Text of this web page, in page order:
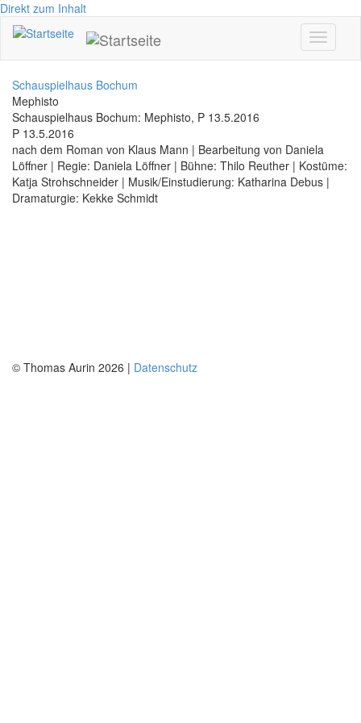
Direkt zum Inhalt
Toggle
Schauspielhaus Bochum
Mephisto
Schauspielhaus Bochum: Mephisto, P 13.5.2016
P 13.5.2016
nach dem Roman von Klaus Mann | Bearbeitung von Daniela
Löffner | Regie: Daniela Löffner | Bühne: Thilo Reuther | Kostüme:
Katja Strohschneider | Musik/Einstudierung: Katharina Debus |
Dramaturgie: Kekke Schmidt
© Thomas Aurin 2026 | Datenschutz